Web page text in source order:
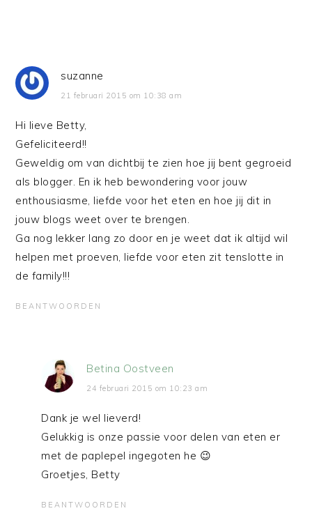
suzanne
21 februari 2015 om 10:38 am
Hi lieve Betty,
Gefeliciteerd!!
Geweldig om van dichtbij te zien hoe jij bent gegroeid
als blogger. En ik heb bewondering voor jouw
enthousiasme, liefde voor het eten en hoe jij dit in
jouw blogs weet over te brengen.
Ga nog lekker lang zo door en je weet dat ik altijd wil
helpen met proeven, liefde voor eten zit tenslotte in
de family!!!
BEANTWOORDEN
Betina Oostveen
24 februari 2015 om 10:23 am
Dank je wel lieverd!
Gelukkig is onze passie voor delen van eten er
met de paplepel ingegoten he 😉
Groetjes, Betty
BEANTWOORDEN